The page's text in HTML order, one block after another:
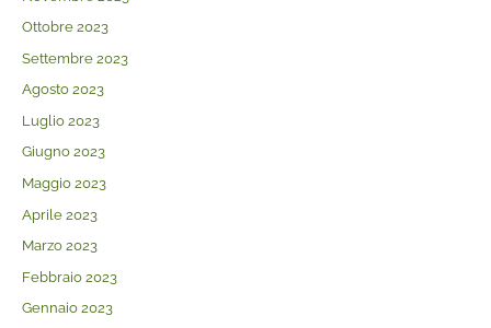
Ottobre 2023
Settembre 2023
Agosto 2023
Luglio 2023
Giugno 2023
Maggio 2023
Aprile 2023
Marzo 2023
Febbraio 2023
Gennaio 2023